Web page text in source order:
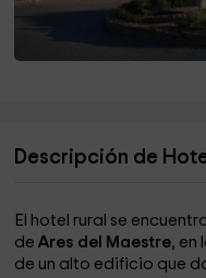
Descripción de
El hotel rural se
deAres del Maestre, en
de un alto edificio que